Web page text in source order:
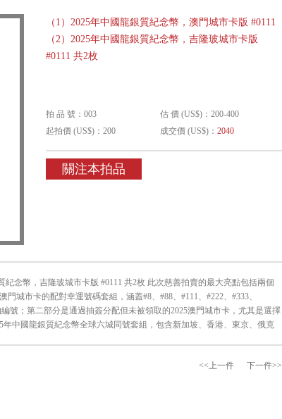
（1）2025年中國龍銀質紀念幣，澳門城市卡版 #0111
（2）2025年中國龍銀質紀念幣，吉隆玻城市卡版
#0111 共2枚
拍 品 號：003
估 價 (US$)：200-400
起拍價 (US$)：200
成交價 (US$)： 2040
關注本拍品
紀念幣，吉隆玻城市卡版 #0111 共2枚 此次慈善拍賣的最大亮點包括兩個
城市卡的配對幸運號碼套組，涵蓋#8、#88、#111、#222、#333、
號；第二部分是通過抽簽分配但未被領取的2025澳門城市卡，尤其是選擇
中國龍銀質紀念幣全球六城同號套組，包含新加坡、香港、東京、俄克
<<上一件 下一件>>